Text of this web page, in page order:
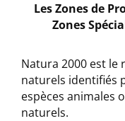
Les Zones de
Zones
Natura 2000 est le
naturels identifiés
espèces animales
naturels.